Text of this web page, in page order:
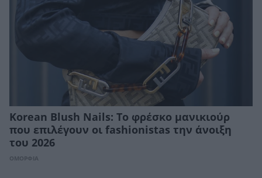
Korean Blush Nails: Το φρέσκο μανικιούρ
που επιλέγουν οι fashionistas την άνοιξη
του 2026
ΟΜΟΡΦΙΑ